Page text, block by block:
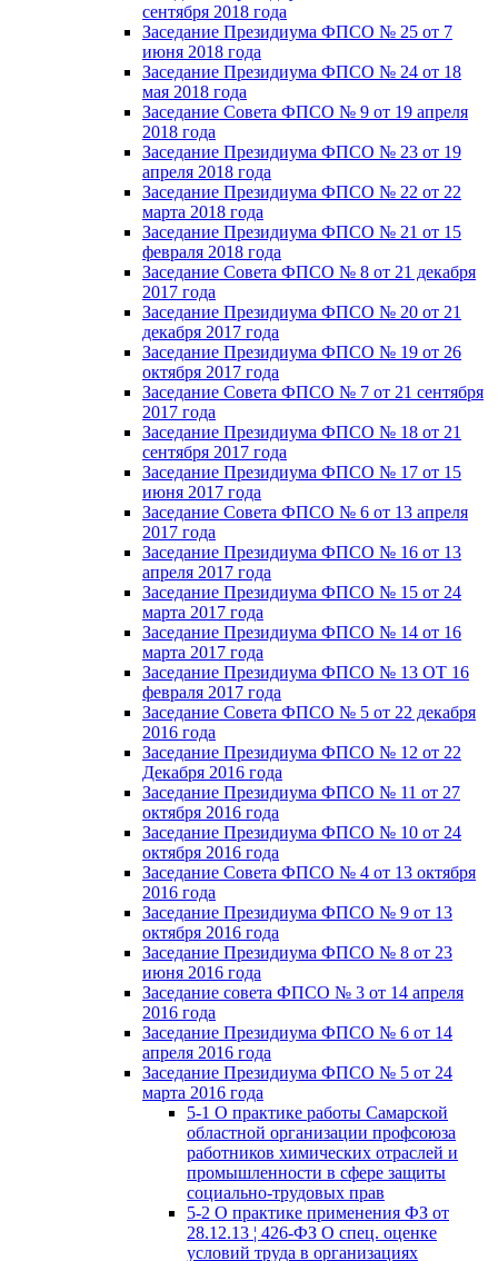
сентября 2018 года
Заседание Президиума ФПСО № 25 от 7
июня 2018 года
Заседание Президиума ФПСО № 24 от 18
мая 2018 года
Заседание Совета ФПСО № 9 от 19 апреля
2018 года
Заседание Президиума ФПСО № 23 от 19
апреля 2018 года
Заседание Президиума ФПСО № 22 от 22
марта 2018 года
Заседание Президиума ФПСО № 21 от 15
февраля 2018 года
Заседание Совета ФПСО № 8 от 21 декабря
2017 года
Заседание Президиума ФПСО № 20 от 21
декабря 2017 года
Заседание Президиума ФПСО № 19 от 26
октября 2017 года
Заседание Совета ФПСО № 7 от 21 сентября
2017 года
Заседание Президиума ФПСО № 18 от 21
сентября 2017 года
Заседание Президиума ФПСО № 17 от 15
июня 2017 года
Заседание Совета ФПСО № 6 от 13 апреля
2017 года
Заседание Президиума ФПСО № 16 от 13
апреля 2017 года
Заседание Президиума ФПСО № 15 от 24
марта 2017 года
Заседание Президиума ФПСО № 14 от 16
марта 2017 года
Заседание Президиума ФПСО № 13 ОТ 16
февраля 2017 года
Заседание Совета ФПСО № 5 от 22 декабря
2016 года
Заседание Президиума ФПСО № 12 от 22
Декабря 2016 года
Заседание Президиума ФПСО № 11 от 27
октября 2016 года
Заседание Президиума ФПСО № 10 от 24
октября 2016 года
Заседание Совета ФПСО № 4 от 13 октября
2016 года
Заседание Президиума ФПСО № 9 от 13
октября 2016 года
Заседание Президиума ФПСО № 8 от 23
июня 2016 года
Заседание совета ФПСО № 3 от 14 апреля
2016 года
Заседание Президиума ФПСО № 6 от 14
апреля 2016 года
Заседание Президиума ФПСО № 5 от 24
марта 2016 года
5-1 О практике работы Самарской
областной организации профсоюза
работников химических отраслей и
промышленности в сфере защиты
социально-трудовых прав
5-2 О практике применения ФЗ от
28.12.13 ¦ 426-ФЗ О спец. оценке
условий труда в организациях